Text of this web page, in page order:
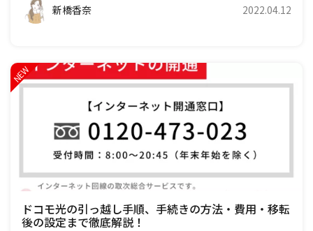
新橋香奈 2022.04.12
ドコモ光の引っ越し手順、手続きの方法・費用・移転
後の設定まで徹底解説！